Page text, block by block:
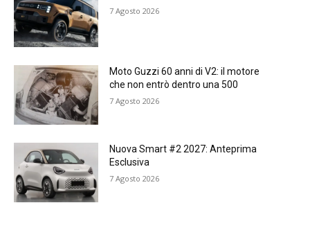
7 Agosto 2026
Moto Guzzi 60 anni di V2: il motore
che non entrò dentro una 500
7 Agosto 2026
Nuova Smart #2 2027: Anteprima
Esclusiva
7 Agosto 2026